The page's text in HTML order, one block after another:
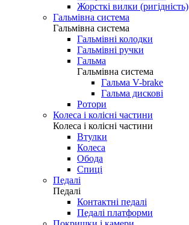
Жорсткі вилки (ригідність)
Гальмівна система
Гальмівна система
Гальмівні колодки
Гальмівні ручки
Гальма
Гальмівна система
Гальма V-brake
Гальма дискові
Ротори
Колеса і колісні частини
Колеса і колісні частини
Втулки
Колеса
Обода
Спиці
Педалі
Педалі
Контактні педалі
Педалі платформи